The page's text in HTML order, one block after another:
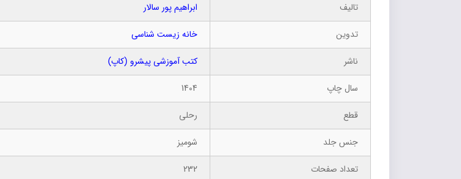
تالیف
ابراهیم پور سالار
تدوین
خانه زیست شناسی
ناشر
کتب آموزشی پیشرو (کاپ)
سال چاپ
1404
قطع
رحلی
جنس جلد
شومیز
تعداد صفحات
232